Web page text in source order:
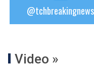
@tchbreakingnews
Video »